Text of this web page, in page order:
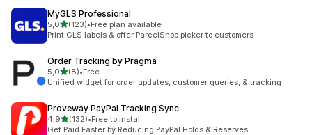
MyGLS Professional
5,0z 5 hvězd
(123)
Celkový počet recenzí: 123
•Free plan available
Print GLS labels & offer ParcelShop picker to customers
Order Tracking by Pragma
5,0z 5 hvězd
(8)
Celkový počet recenzí: 8
•Free
Unified widget for order updates, customer queries, & tracking
Proveway PayPal Tracking Sync
4,9z 5 hvězd
(132)
Celkový počet recenzí: 132
•Free to install
Get Paid Faster by Reducing PayPal Holds & Reserves.